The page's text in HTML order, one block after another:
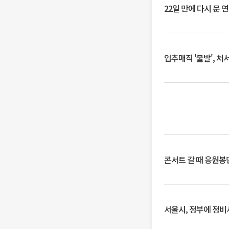
22일 만에 다시 문
입추매직 '불발', 처
콘서트 갈 때 응원
서울시, 정부에 정